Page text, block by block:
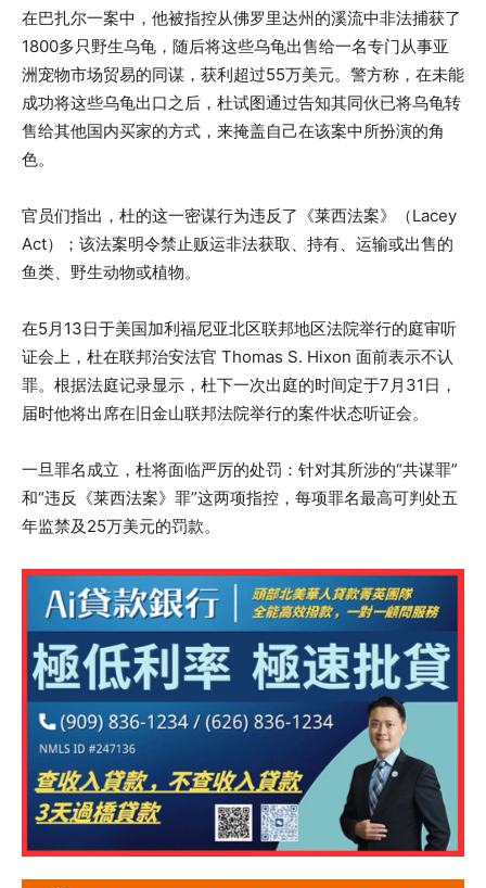
在巴扎尔一案中，他被指控从佛罗里达州的溪流中非法捕获了
1800多只野生乌龟，随后将这些乌龟出售给一名专门从事亚
洲宠物市场贸易的同谋，获利超过55万美元。警方称，在未能
成功将这些乌龟出口之后，杜试图通过告知其同伙已将乌龟转
售给其他国内买家的方式，来掩盖自己在该案中所扮演的角
色。
官员们指出，杜的这一密谋行为违反了《莱西法案》（Lacey
Act）；该法案明令禁止贩运非法获取、持有、运输或出售的
鱼类、野生动物或植物。
在5月13日于美国加利福尼亚北区联邦地区法院举行的庭审听
证会上，杜在联邦治安法官 Thomas S. Hixon 面前表示不认
罪。根据法庭记录显示，杜下一次出庭的时间定于7月31日，
届时他将出席在旧金山联邦法院举行的案件状态听证会。
一旦罪名成立，杜将面临严厉的处罚：针对其所涉的“共谋罪”
和“违反《莱西法案》罪”这两项指控，每项罪名最高可判处五
年监禁及25万美元的罚款。